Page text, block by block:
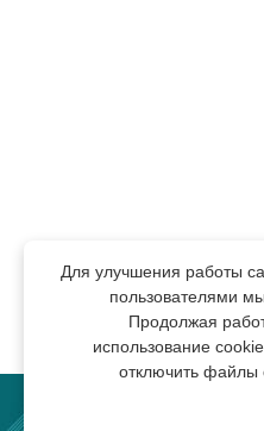
Для улучшения работы
пользователями
Продолжая
использование
отключить файлы